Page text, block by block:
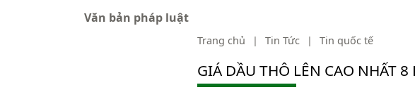
Văn bản pháp luật
Trang chủ | Tin Tức | Tin quốc tế
GIÁ DẦU THÔ LÊN CAO NHẤT 8